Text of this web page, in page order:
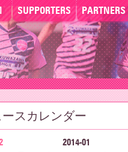
SUPPORTERS PARTNERS
スカレンダー
2014-01